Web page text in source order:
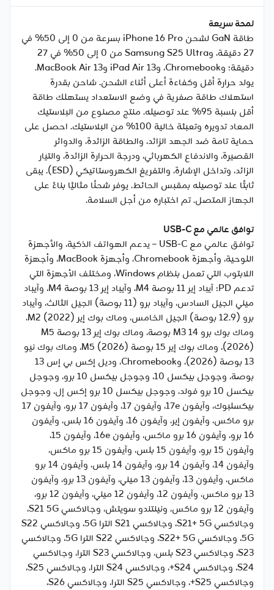
لمحة سريعة
طاقة GaN لشحن iPhone 16 Pro بسرعة من 0 إلى 50% في
27 دقيقة، وSamsung S25 Ultra من 0 إلى 50% في 27
دقيقة؛ وChromebook، وiPad Air 13 وMacBook Air 13.
يولد حرارة أقل وكفاءة أعلى أثناء الشحن. شاحن بقدرة
استهلاك طاقة صفرية في وضع الاستعداد يستهلك طاقة
أقل بنسبة 95% عند توصيله. منتج مصنوع من البلاستيك
المعاد تدويره وتعبئة خالية 100% من البلاستيك. احصل على
حماية تامة ضد الجهد الزائد، والطاقة الزائدة، والدوائر
القصيرة، والاندفاع الكهربائي، ودرجة الحرارة الزائدة، والتيار
الزائد، وتداخل الإشارة، والتفريغ الكهروستاتيكي (ESD). يبقى
ثابتًا عند توصيله بمقبس الحائط. يوفر شحنًا مثاليًا بناءً على
الجهاز المتصل. تم اختباره من أجل السلامة.
توافق عالمي مع USB-C
توافق عالمي مع USB-C – يدعم الهواتف الذكية، والأجهزة
اللوحية، وأجهزة Chromebook، وأجهزة MacBook، وأجهزة
اللابتوب التي تعمل بنظام Windows، ومختلف الأجهزة التي
تدعم PD: آيباد إير 11 بوصة M4، وآيباد إير 13 بوصة M4، وآيباد
ميني الجيل السادس، وآيباد برو (11 بوصة) الجيل الثالث، وآيباد
برو (12.9 بوصة) الجيل الخامس، وماك بوك إير M2 (2022)،
وماك بوك برو M3 14 بوصة، وماك بوك إير 13 بوصة M5
(2026)، وماك بوك إير 15 بوصة M5 (2026)، وماك بوك نيو
13 بوصة (2026)، وChromebook، وديل إكس بي إس 13
بوصة، وجوجل بيكسل 10، وجوجل بيكسل 10 برو، وجوجل
بيكسل 10 برو فولد، وجوجل بيكسل 10 برو إكس إل، وجوجل
بيكسلبوك، وآيفون 17e، وآيفون 17، وآيفون 17 برو، وآيفون 17
برو ماكس، وآيفون إير، وآيفون 16، وآيفون 16 بلس، وآيفون
16 برو، وآيفون 16 برو ماكس، وآيفون 16e، وآيفون 15،
وآيفون 15 برو، وآيفون 15 بلس، وآيفون 15 برو ماكس،
وآيفون 14، وآيفون 14 برو، وآيفون 14 بلس، وآيفون 14 برو
ماكس، وآيفون 13، وآيفون 13 ميني، وآيفون 13 برو، وآيفون
13 برو ماكس، وآيفون 12، وآيفون 12 ميني، وآيفون 12 برو،
وآيفون 12 برو ماكس، ونينتندو سويتش، وجالاكسي S21 5G،
وجالاكسي S21+ 5G، وجالاكسي S21 الترا 5G، وجالاكسي S22
5G، وجالاكسي S22+ 5G، وجالاكسي S22 الترا 5G، وجالاكسي
S23، وجالاكسي S23 بلس، وجالاكسي S23 الترا، وجالاكسي
S24، وجالاكسي S24+، وجالاكسي S24 الترا، وجالاكسي S25،
وجالاكسي S25+، وجالاكسي S25 الترا، وجالاكسي S26،